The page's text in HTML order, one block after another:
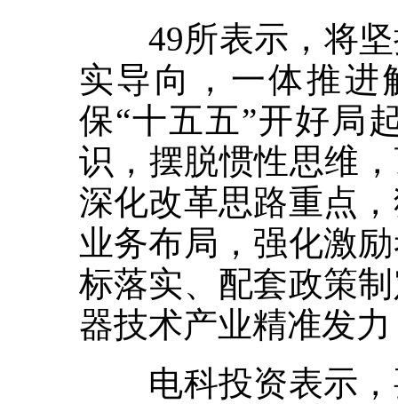
49所表示，将坚
实导向，一体推进
保“十五五”开好局
识，摆脱惯性思维
深化改革思路重点
业务布局，强化激
标落实、配套政策
器技术产业精准发
电科投资表示，